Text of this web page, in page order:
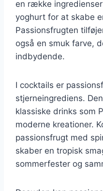
en række
yoghurt for at skabe
Passionsfrugten
også en smuk farve,
indbydende.
I cocktails er
stjerneingrediens.
klassiske drinks som
moderne kreationer.
passionsfrugt med
skaber en tropisk
sommerfester og